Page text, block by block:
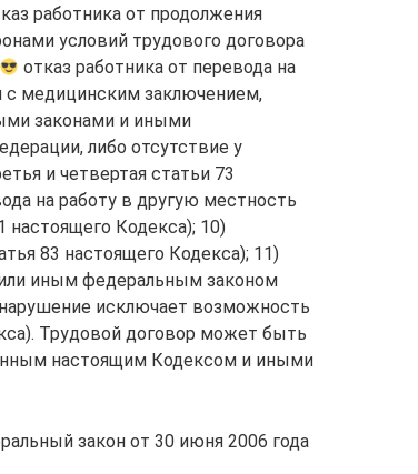
работника от продолжения
условий трудового договора
отказ работника от перевода на
с медицинским заключением,
законами и иными
либо отсутствие у
и четвертая статьи 73
на работу в другую местность
настоящего Кодекса); 10)
83 настоящего Кодекса); 11)
иным федеральным законом
исключает возможность
Трудовой договор может быть
настоящим Кодексом и иными
закон от 30 июня 2006 года